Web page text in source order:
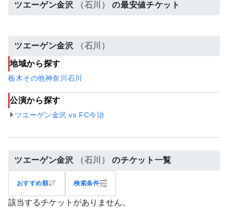
ツエーゲン金沢 （石川） の最安値チケット
ツエーゲン金沢 （石川）
地域から探す
栃木その他神奈川 石川
公演から探す
ツエーゲン金沢 vs FC今治
ツエーゲン金沢 （石川） のチケット一覧
おすすめ順 検索条件
該当するチケットがありません。